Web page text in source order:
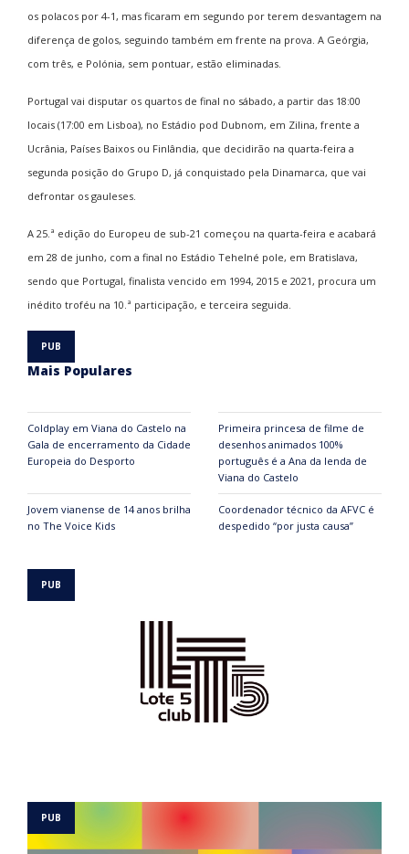
os polacos por 4-1, mas ficaram em segundo por terem desvantagem na
diferença de golos, seguindo também em frente na prova. A Geórgia,
com três, e Polónia, sem pontuar, estão eliminadas.
Portugal vai disputar os quartos de final no sábado, a partir das 18:00
locais (17:00 em Lisboa), no Estádio pod Dubnom, em Zilina, frente a
Ucrânia, Países Baixos ou Finlândia, que decidirão na quarta-feira a
segunda posição do Grupo D, já conquistado pela Dinamarca, que vai
defrontar os gauleses.
A 25.ª edição do Europeu de sub-21 começou na quarta-feira e acabará
em 28 de junho, com a final no Estádio Tehelné pole, em Bratislava,
sendo que Portugal, finalista vencido em 1994, 2015 e 2021, procura um
inédito troféu na 10.ª participação, e terceira seguida.
Mais Populares
Coldplay em Viana do Castelo na
Gala de encerramento da Cidade
Europeia do Desporto
Primeira princesa de filme de
desenhos animados 100%
português é a Ana da lenda de
Viana do Castelo
Jovem vianense de 14 anos brilha
no The Voice Kids
Coordenador técnico da AFVC é
despedido “por justa causa”